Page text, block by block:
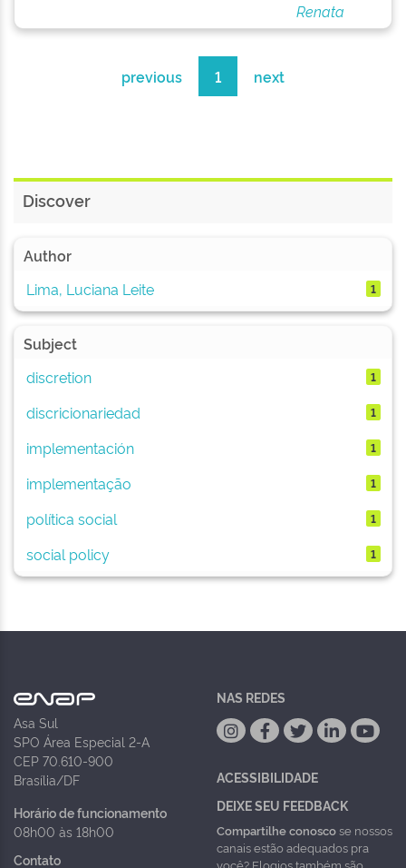
Renata
previous 1 next
Discover
Author
Lima, Luciana Leite
1
Subject
discretion
1
discricionariedad 1
implementación 1
implementação 1
política social 1
social policy 1
Asa Sul
SPO Área Especial 2-A
CEP 70.610-900
Brasília/DF
Horário de funcionamento
08h00 às 18h00
Contato
NAS REDES
ACESSIBILIDADE
DEIXE SEU FEEDBACK
Compartilhe conoscose nossos
canais estão adequados pra
você? Elogios também são